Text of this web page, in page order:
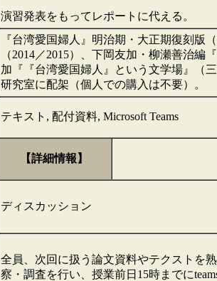
演習発表をもってレポートに代える。
『台湾愛国婦人』明治期・大正期復刻版
（2014／2015）、下岡友加・柳瀬善治
加『『台湾愛国婦人』という文学場』（
研究室に配架（個人での購入は不要）。
テキスト, 配付資料, Microsoft Teams
【詳細情報】
ディスカッション
全員、次回に扱う論文資料やテクストを
察・調査を行い、授業前日15時までに